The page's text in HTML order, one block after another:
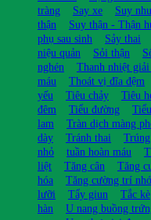
tràng
Say xe Suy
thận
Suy thận - Thận
phụ sau sinh
Sảy thai
niệu quản
Sỏi thận
nghén
Thanh nhiệt
máu
Thoát vị đĩa đệm
yếu
Tiêu chảy Tiêu
đêm
Tiểu đường
lam
Tràn dịch màng
dày
Tránh thai
nhỏ
tuần hoàn máu
liệt
Tăng cân Tăng
hóa
Tăng cường trí nhớ
lưỡi
Tẩy giun Tắc kè
hàn
U nang buồng